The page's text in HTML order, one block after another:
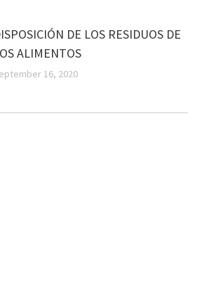
DE LOS RESIDUOS DE
ALIMENTOS
16, 2020